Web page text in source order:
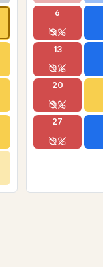
6
13
20
27